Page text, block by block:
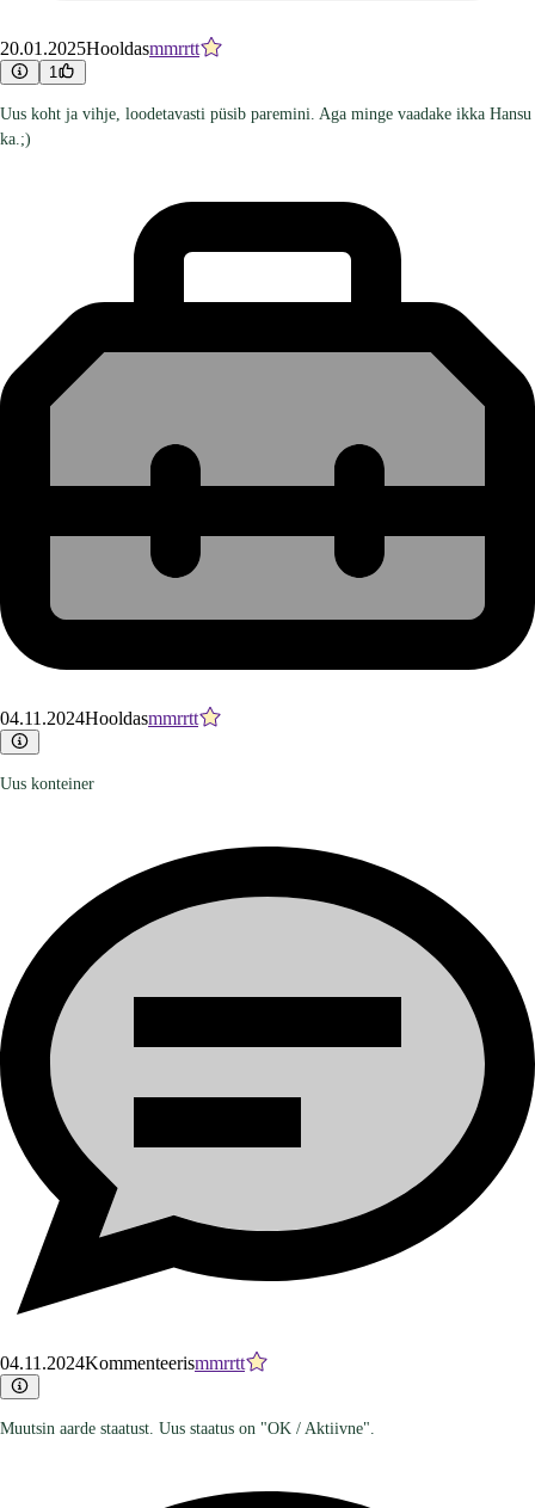
20.01.2025Hooldasmmrrtt
1
Uus koht ja vihje, loodetavasti püsib paremini. Aga minge vaadake ikka Hansu
ka.;)
04.11.2024Hooldasmmrrtt
Uus konteiner
04.11.2024Kommenteerismmrrtt
Muutsin aarde staatust. Uus staatus on "OK / Aktiivne".